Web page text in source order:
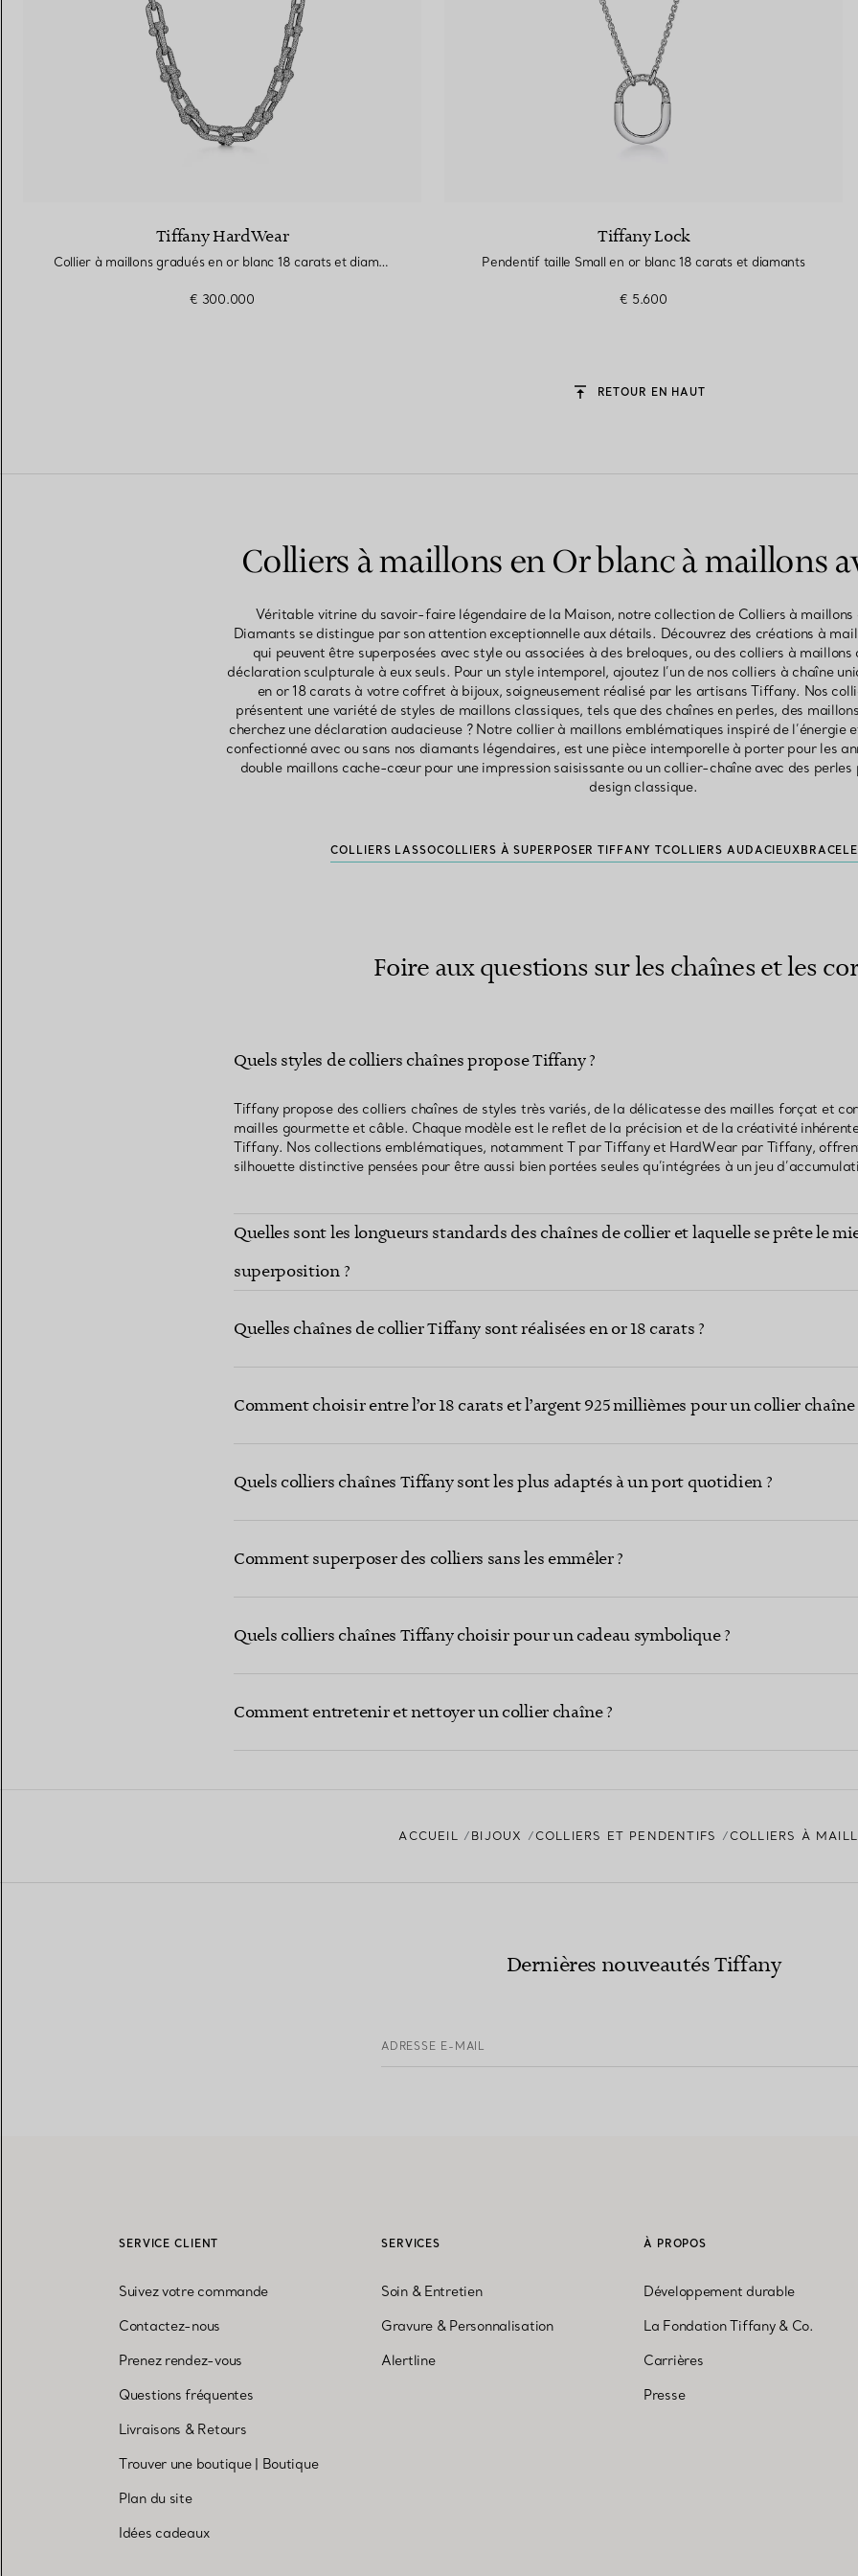
Tiffany HardWear
Collier à maillons gradués en or blanc 18 carats et diamants
€ 300.000
Tiffany Lock
Pendentif taille Small en or blanc 18 carats et diamants
€ 5.600
RETOUR EN HAUT
Colliers à maillons en Or blanc à maillons
Véritable vitrine du savoir-faire légendaire de la Maison, notre collection de Colliers à maillons
Diamants se distingue par son attention exceptionnelle aux détails. Découvrez des créations à
qui peuvent être superposées avec style ou associées à des breloques, ou des colliers à
déclaration sculpturale à eux seuls. Pour un style intemporel, ajoutez l’un de nos colliers à chaîne
en or 18 carats à votre coffret à bijoux, soigneusement réalisé par les artisans Tiffany. Nos
présentent une variété de styles de maillons classiques, tels que des chaînes en perles, des
cherchez une déclaration audacieuse ? Notre collier à maillons emblématiques inspiré de l’énergie
confectionné avec ou sans nos diamants légendaires, est une pièce intemporelle à porter pour les
double maillons cache-cœur pour une impression saisissante ou un collier-chaîne avec des perles
design classique.
COLLIERS LASSOCOLLIERS À SUPERPOSER TIFFANY TCOLLIERS AUDACIEUX
Foire aux questions sur les chaînes et les
Quels styles de colliers chaînes propose Tiffany ?
Tiffany propose des colliers chaînes de styles très variés, de la délicatesse des mailles forçat et
mailles gourmette et câble. Chaque modèle est le reflet de la précision et de la créativité
Tiffany. Nos collections emblématiques, notamment T par Tiffany et HardWear par Tiffany,
silhouette distinctive pensées pour être aussi bien portées seules qu’intégrées à un jeu
Quelles sont les longueurs standards des chaînes de collier et laquelle se prête le
superposition ?
Quelles chaînes de collier Tiffany sont réalisées en or 18 carats ?
Comment choisir entre l’or 18 carats et l’argent 925 millièmes pour un collier chaîne
Quels colliers chaînes Tiffany sont les plus adaptés à un port quotidien ?
Comment superposer des colliers sans les emmêler ?
Quels colliers chaînes Tiffany choisir pour un cadeau symbolique ?
Comment entretenir et nettoyer un collier chaîne ?
ACCUEIL BIJOUX COLLIERS ET PENDENTIFS COLLIERS À
Dernières nouveautés Tiffany
ADRESSE E-MAIL
SERVICE CLIENT
Suivez votre commande
Contactez-nous
Prenez rendez-vous
Questions fréquentes
Livraisons & Retours
Trouver une boutique|
Boutique
Plan du site
Idées cadeaux
SERVICES
Soin & Entretien
Gravure & Personnalisation
Alertline
À PROPOS
Développement durable
La Fondation Tiffany & Co.
Carrières
Presse